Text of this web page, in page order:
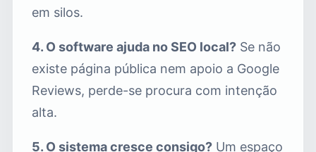
em silos.
4. O software ajuda no SEO local? Se não
existe página pública nem apoio a Google
Reviews, perde-se procura com intenção
alta.
5. O sistema cresce consigo? Um espaço